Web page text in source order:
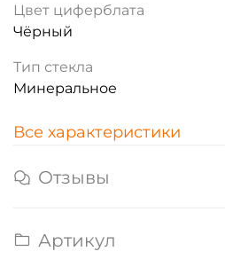
Цвет циферблата
Чёрный
Тип стекла
Минеральное
Все характеристики
Отзывы
Артикул